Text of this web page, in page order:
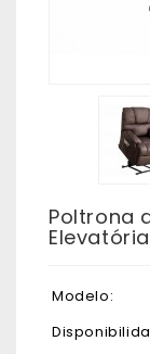
Poltrona
Modelo: